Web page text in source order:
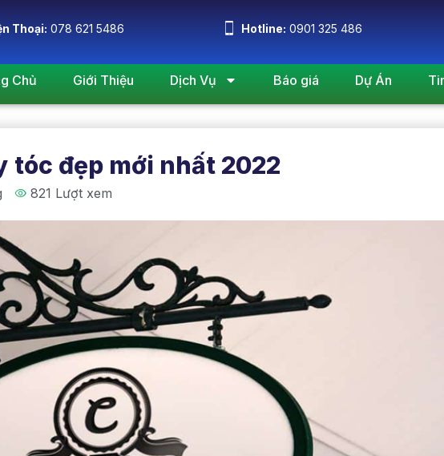
Thoại: 078 621 5486 Hotline: 0901 325 486
Chủ Giới Thiệu Dịch Vụ Báo giá Dự Án
tóc đẹp mới nhất 2022
821 Lượt xem